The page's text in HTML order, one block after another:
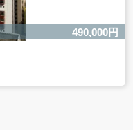
490,000円